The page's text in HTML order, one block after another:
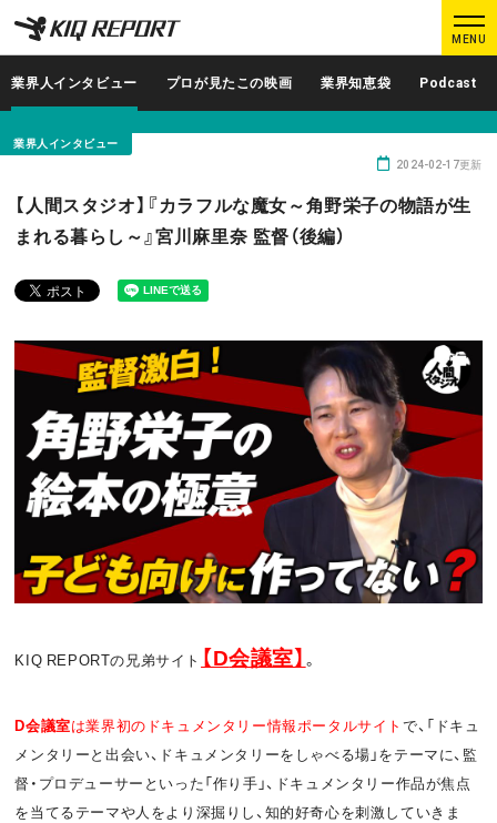
K
I
Q
R
P
R
T
MENU
K
I
Q
R
P
R
T
ログイン 新規登録
調査レポート
プロが見たこの映画
Podcast データでヒット予報
KIQ REPORTとは? 運営会社
お問い合わせ 利用規約
プライバシーポリシー 関連リンク
w
F
a
P
o
業界人インタビュー プロが見たこの映画 業界知恵袋 Podcast
業界人インタビュー
【人間スタジオ】『カラフルな魔女～角野栄子の物語が生
まれる暮らし～』宮川麻里奈 監督（後編）
2024-02-17更新
KIQ REPORTの兄弟サイト 【D会議室】 。
D会議室は業界初のドキュメンタリー情報ポータルサイトで、「ドキュ
メンタリーと出会い、ドキュメンタリーをしゃべる場」をテーマに、監
督・プロデューサーといった「作り手」、ドキュメンタリー作品が焦点
を当てるテーマや人をより深掘りし、知的好奇心を刺激していきま